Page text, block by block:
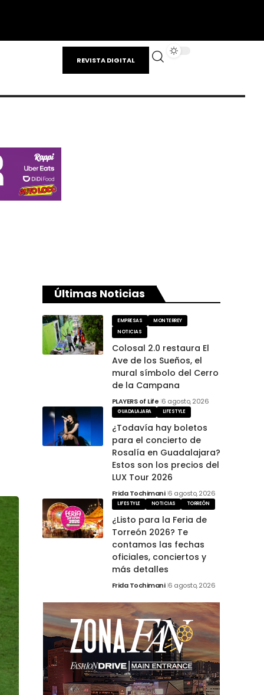
REVISTA DIGITAL
Últimas Noticias
EMPRESAS
MONTERREY
NOTICIAS
Colosal 2.0 restaura El
Ave de los Sueños, el
mural símbolo del Cerro
de la Campana
PLAYERS of Life 6 agosto, 2026
GUADALAJARA LIFESTYLE
¿Todavía hay boletos
para el concierto de
Rosalía en Guadalajara?
Estos son los precios del
LUX Tour 2026
Frida Tochimani 6 agosto, 2026
LIFESTYLE NOTICIAS TORREÓN
¿Listo para la Feria de
Torreón 2026? Te
contamos las fechas
oficiales, conciertos y
más detalles
Frida Tochimani 6 agosto, 2026